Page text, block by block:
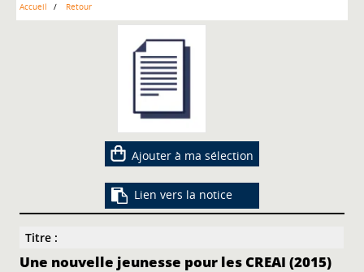
Accueil Retour
Ajouter à ma sélection
Lien vers la notice
Titre :
Une nouvelle jeunesse pour les CREAI (2015)